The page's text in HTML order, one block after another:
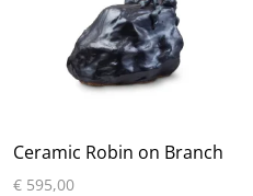
Ceramic Robin on Branch
€ 595,00